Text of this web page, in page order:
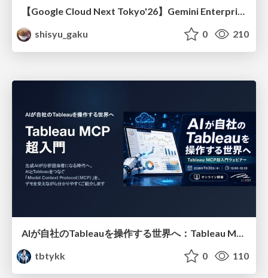
【Google Cloud Next Tokyo'26】Gemini Enterprise と Oracle AI Database で実現する、 業務データ活用を実現する AI エージェント実装
shisyu_gaku
0 210
AIが自社のTableauを操作する世界へ：Tableau MCP超入門
tbtykk
0 110